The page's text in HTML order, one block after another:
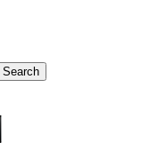
Search